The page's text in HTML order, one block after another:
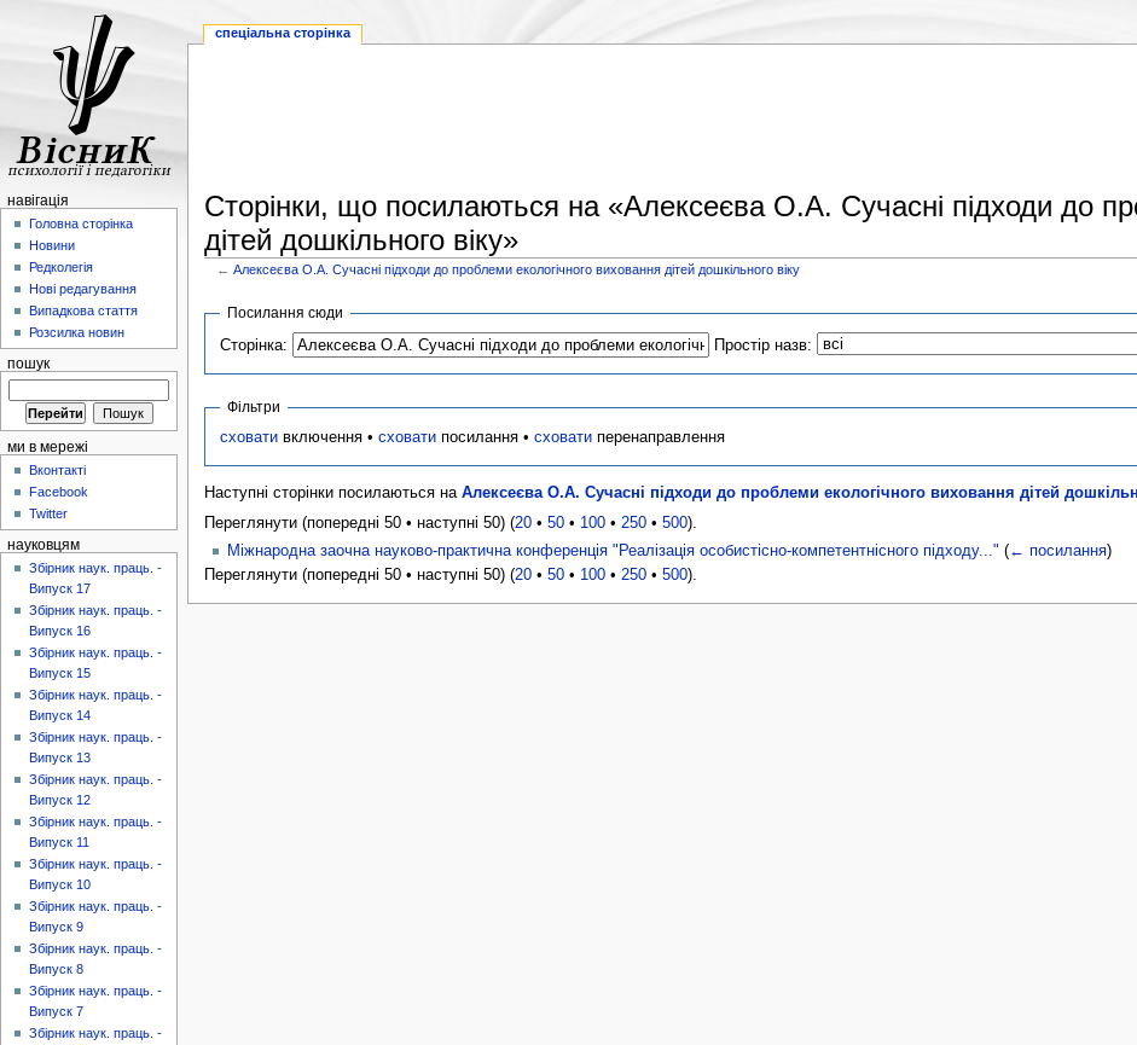
Сторінки, що посилаються на «Алексеєва О.А. Cучасні підходи до
дітей дошкільного віку»
←Алексеєва О.А. Cучасні підходи до проблеми екологічного виховання дітей дошкільного віку
Посилання сюди
Сторінка:
Простір назв:
Фільтри
сховати включення •сховати посилання •сховати перенаправлення
Наступні сторінки посилаються на Алексеєва О.А. Cучасні підходи до проблеми екологічного виховання дітей
Переглянути (попередні 50 • наступні 50) (20• 50• 100• 250• 500).
Міжнародна заочна науково-практична конференція "Реалізація особистісно-компетентнісного підходу..." (← посилання)
Переглянути (попередні 50 • наступні 50) (20• 50• 100• 250• 500).
спеціальна сторінка
навігація
Головна сторінка
Новини
Редколегія
Нові редагування
Випадкова стаття
Розсилка новин
пошук
ми в мережі
Вконтакті
Facebook
Twitter
науковцям
Збірник наук. праць. -
Випуск 17
Збірник наук. праць. -
Випуск 16
Збірник наук. праць. -
Випуск 15
Збірник наук. праць. -
Випуск 14
Збірник наук. праць. -
Випуск 13
Збірник наук. праць. -
Випуск 12
Збірник наук. праць. -
Випуск 11
Збірник наук. праць. -
Випуск 10
Збірник наук. праць. -
Випуск 9
Збірник наук. праць. -
Випуск 8
Збірник наук. праць. -
Випуск 7
Збірник наук. праць. -